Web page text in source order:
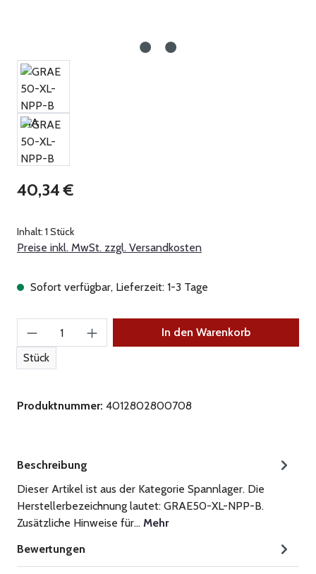
Regulärer Preis:
40,34 €
Inhalt: 1 Stück
Preise inkl. MwSt. zzgl. Versandkosten
Sofort verfügbar, Lieferzeit: 1-3 Tage
Produkt Anzahl: Gib den gewünschten Wert
Stück
In den Warenkorb
Produktnummer: 4012802800708
Beschreibung
Dieser Artikel ist aus der Kategorie Spannlager. Die
Herstellerbezeichnung lautet: GRAE50-XL-NPP-B.
Zusätzliche Hinweise für… Mehr
Bewertungen